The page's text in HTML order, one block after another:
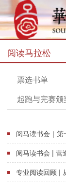
阅读马拉松
票选书单
起跑与完赛
阅马读书会｜第
阅马读书会 | 营
专业阅读回顾 |